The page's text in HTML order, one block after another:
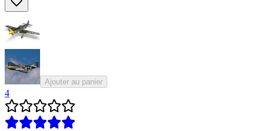
Ajouter au panier
4